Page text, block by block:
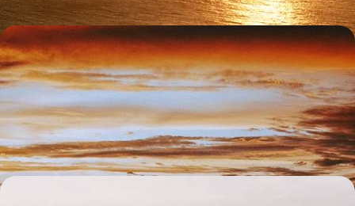
Le Sri Lanka actif avec vos ados - Safari, cités
perdues et Orange Pekoe
De Colombo au temple d’Or de Dambulla, en passant par le golfe du
Bengale et Sigiriya, le top du Sri Lanka avec vos grands aventuriers
14 jours, de 3600 à 4700 €